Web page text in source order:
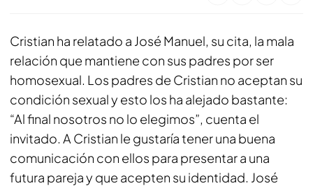
Cristian ha relatado a José Manuel, su cita, la mala
relación que mantiene con sus padres por ser
homosexual. Los padres de Cristian no aceptan su
condición sexual y esto los ha alejado bastante:
“Al final nosotros no lo elegimos”, cuenta el
invitado. A Cristian le gustaría tener una buena
comunicación con ellos para presentar a una
futura pareja y que acepten su identidad. José